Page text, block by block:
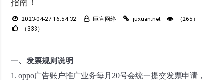
指南！
2023-04-27 16:54:32 巨宣网络 juxuan.net
（265）
（333）
一、发票规则说明
1. oppo广告账户推广业务每月20号会统一提交发票申请，